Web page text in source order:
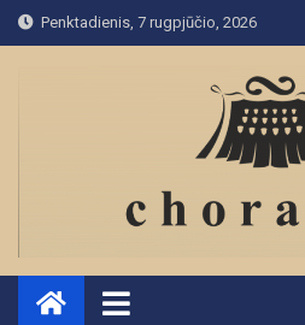
Skip
to
Penktadienis, 7 rugpjūčio, 2026